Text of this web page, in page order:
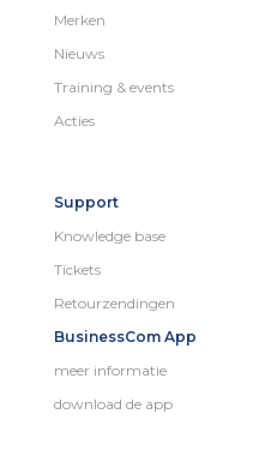
Merken
Nieuws
Training & events
Acties
Support
Knowledge base
Tickets
Retourzendingen
BusinessCom App
meer informatie
download de app